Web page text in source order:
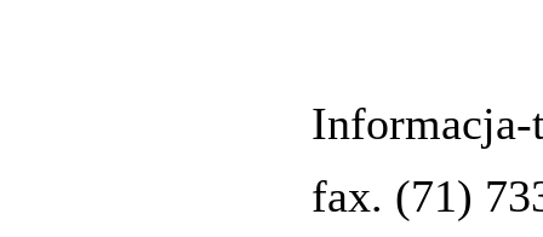
Informacja-
fax. (71)